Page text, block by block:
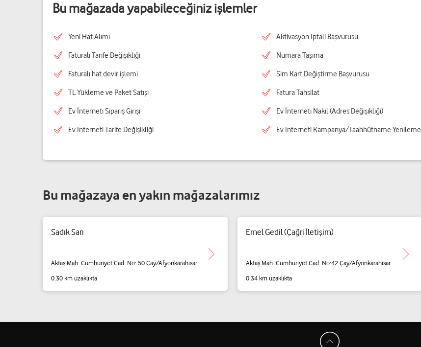
Bu mağazada yapabileceğiniz işlemler
Yeni Hat Alımı Aktivasyon İptali Başvurusu
Faturalı Tarife Değişikliği Numara Taşıma
Faturalı hat devir işlemi Sim Kart Değiştirme Başvurusu
TL Yükleme ve Paket Satışı Fatura Tahsilat
Ev İnterneti Sipariş Girişi Ev İnterneti Nakil (Adres Değişikliği)
Ev İnterneti Tarife Değişikliği Ev İnterneti Kampanya/Taahhütname Yenileme
Bu mağazaya en yakın mağazalarımız
Sadık Sarı
Aktaş Mah. Cumhuriyet Cad. No: 50 Çay/Afyonkarahisar
0.30 km uzaklıkta
Emel Gedil (Çağri İletişim)
Aktaş Mah. Cumhuriyet Cad. No:42 Çay/Afyonkarahisar
0.34 km uzaklıkta